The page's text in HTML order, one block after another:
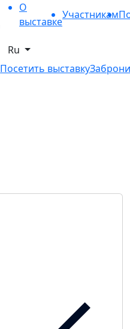
О
выставке
Участникам
Ru
Посетить выставку